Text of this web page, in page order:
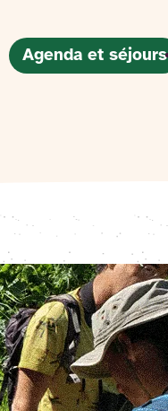
Agenda et séjours